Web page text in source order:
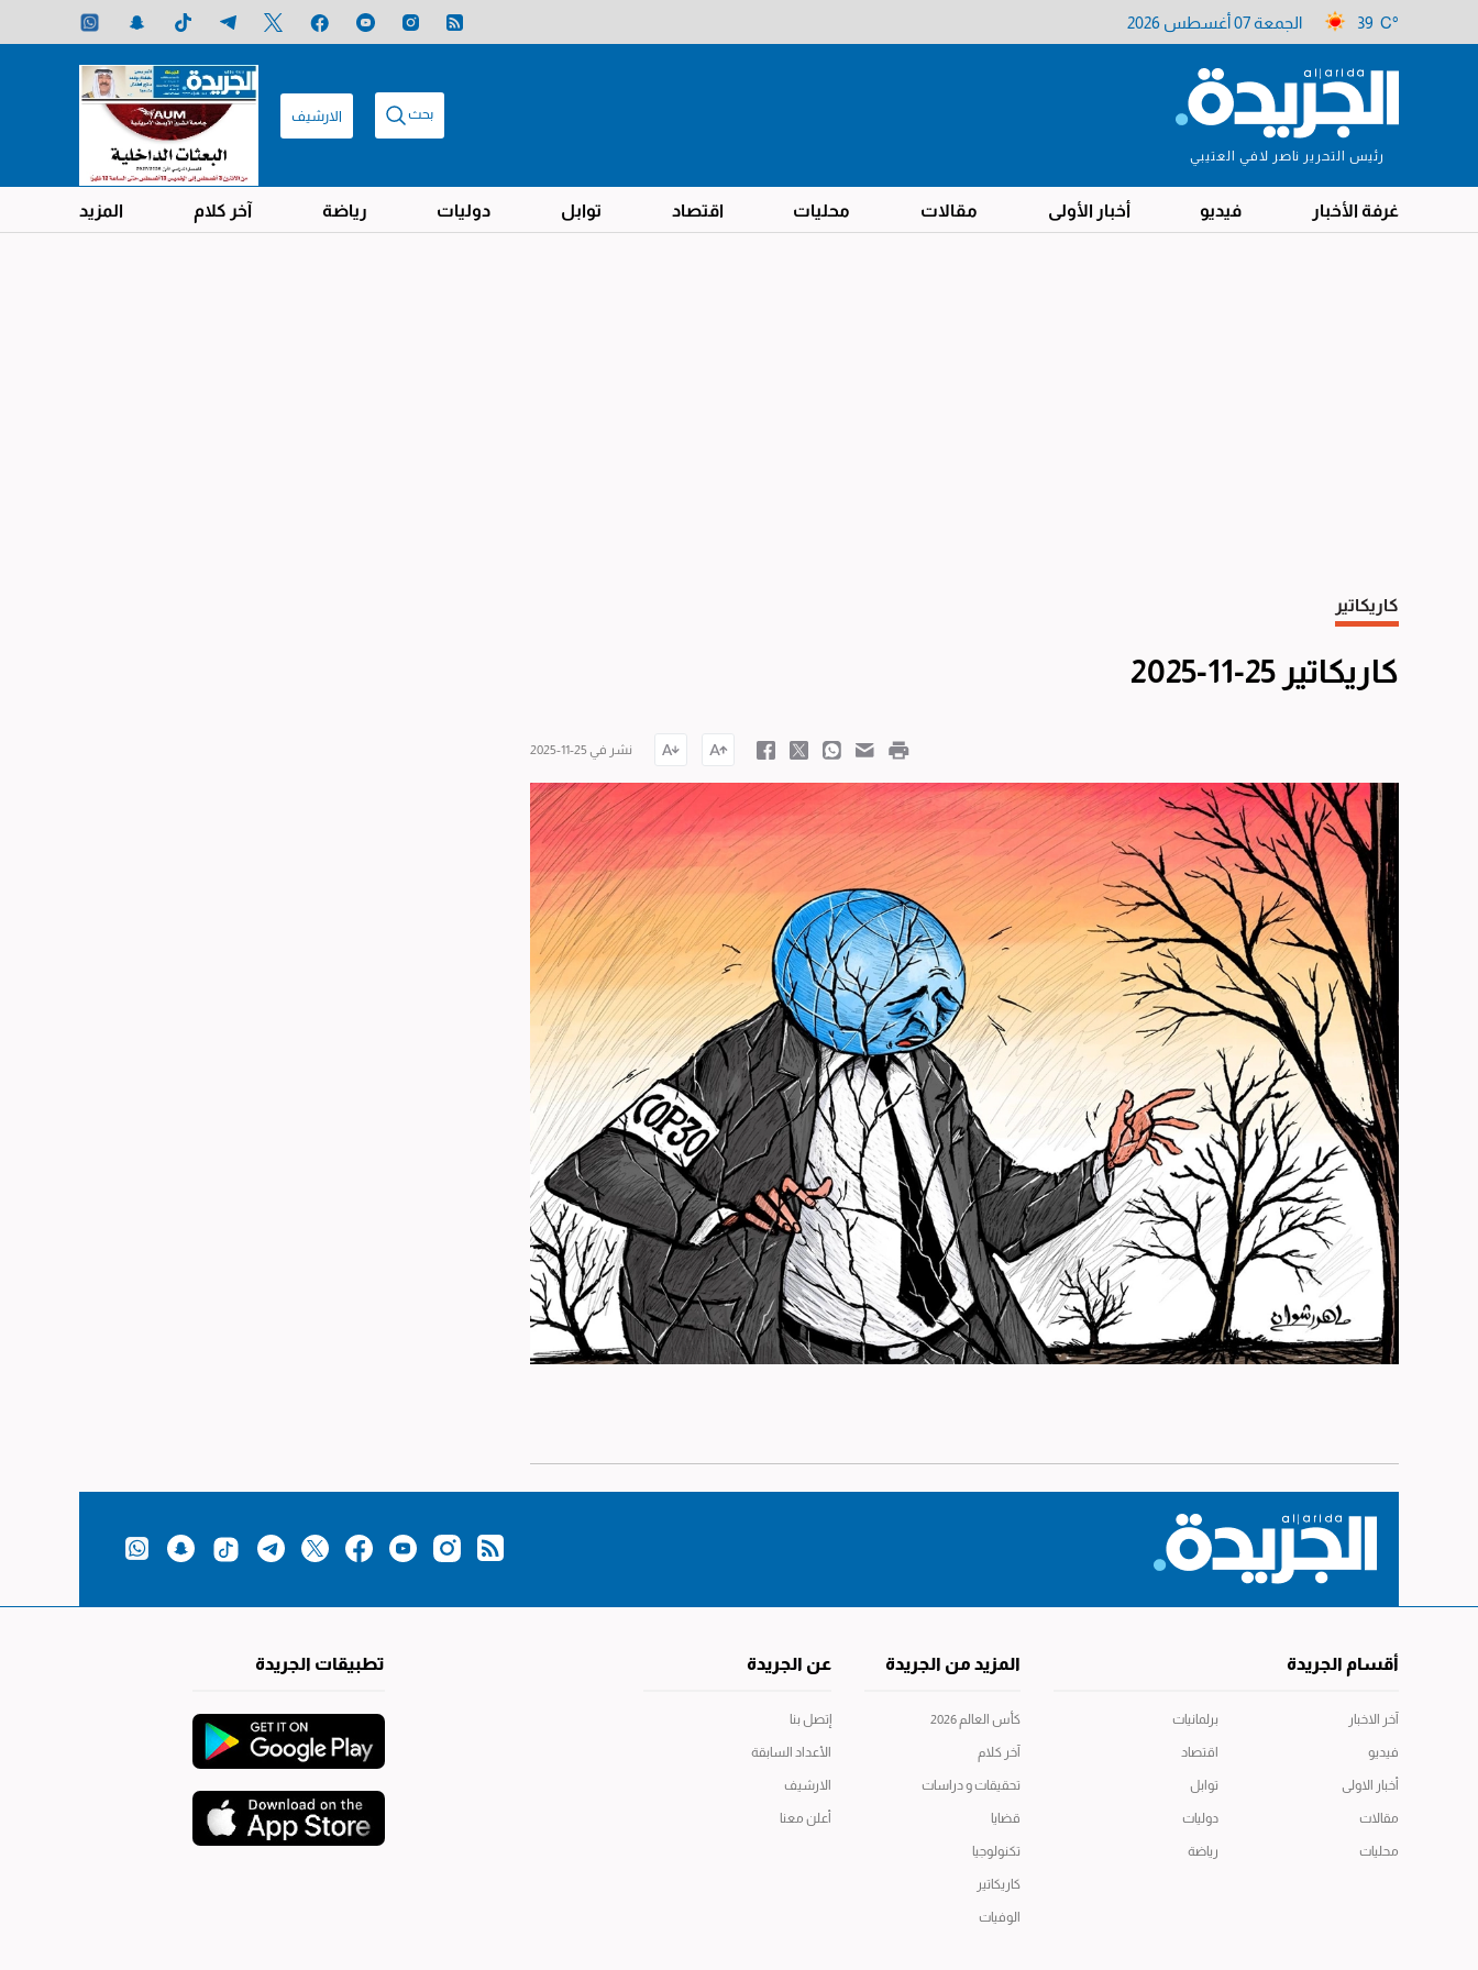
39 C° الجمعة 07 أغسطس 2026
رئيس التحرير ناصر لافي العتيبي
بحث الارشيف
غرفة الأخبار فيديو أخبار الأولى مقالات محليات اقتصاد توابل دوليات رياضة آخر كلام المزيد
كاريكاتير
كاريكاتير 25-11-2025
نشر في 25-11-2025
أقسام الجريدة
آخر الاخبار
فيديو
أخبار الاولى
مقالات
محليات
برلمانيات
اقتصاد
توابل
دوليات
رياضة
المزيد من الجريدة
كأس العالم 2026
آخر كلام
تحقيقات و دراسات
قضايا
تكنولوجيا
كاريكاتير
الوفيات
عن الجريدة
إتصل بنا
الأعداد السابقة
الارشيف
أعلن معنا
تطبيقات الجريدة